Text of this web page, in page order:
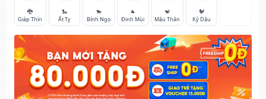
🐉
Giáp Thìn
🐍
Ất Tỵ
🐎
Bính Ngọ
🐐
Đinh Mùi
🐒
Mậu Thân
🐓
Kỷ Dậu